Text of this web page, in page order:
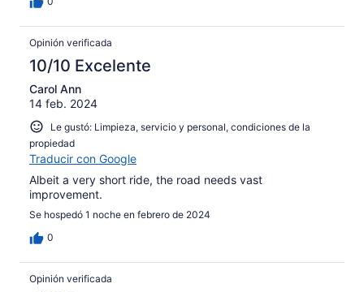
Opinión verificada
10/10 Excelente
Carol Ann
14 feb. 2024
Le gustó: Limpieza, servicio y personal, condiciones de la
propiedad
Traducir con Google
Albeit a very short ride, the road needs vast
improvement.
Se hospedó 1 noche en febrero de 2024
0
Opinión verificada